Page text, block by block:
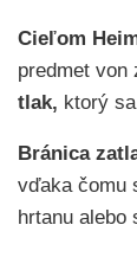
Cieľom
predmet von
tlak, ktorý
Bránica
vďaka čomu
hrtanu alebo